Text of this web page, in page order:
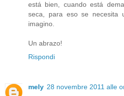
está bien, cuando está
seca, para eso se necesita
imagino.
Un abrazo!
Rispondi
mely 28 novembre 2011 alle